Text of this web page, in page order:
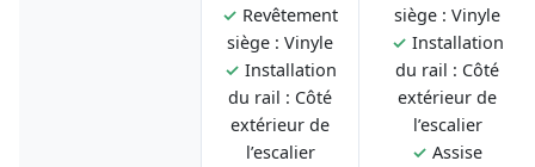
✓ Revêtement
siège : Vinyle
✓ Installation
du rail : Côté
extérieur de
l’escalier
siège : Vinyle
✓ Installation
du rail : Côté
extérieur de
l’escalier
✓ Assise